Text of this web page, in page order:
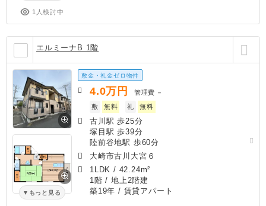
1人検討中
エルミーナB 1階
もっと見る
敷金・礼金ゼロ物件
4.0万円 管理費 －
敷
無料 礼 無料
古川駅 歩25分
塚目駅 歩39分
陸前谷地駅 歩60分
大崎市古川大宮６
1LDK / 42.24m²
1階 / 地上2階建
築19年 / 賃貸アパート